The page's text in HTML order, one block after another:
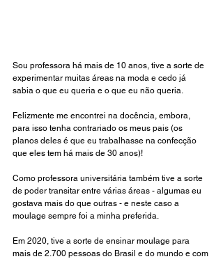
Sou professora há mais de 10 anos, tive a sorte de
experimentar muitas áreas na moda e cedo já
sabia o que eu queria e o que eu não queria.
Felizmente me encontrei na docência, embora,
para isso tenha contrariado os meus pais (os
planos deles é que eu trabalhasse na confecção
que eles tem há mais de 30 anos)!
Como professora universitária também tive a sorte
de poder transitar entre várias áreas - algumas eu
gostava mais do que outras - e neste caso a
moulage sempre foi a minha preferida.
Em 2020, tive a sorte de ensinar moulage para
mais de 2.700 pessoas do Brasil e do mundo e com